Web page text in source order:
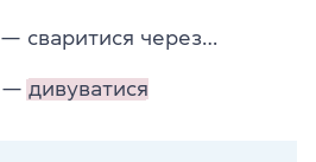
— сваритися через…
— дивуватися